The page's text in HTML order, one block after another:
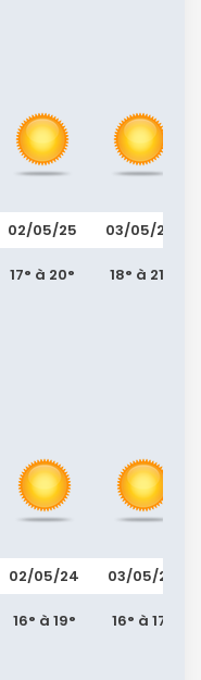
02/05/25
17° à 20°
03/05/25
18° à 21°
02/05/24
16° à 19°
03/05/24
16° à 17°